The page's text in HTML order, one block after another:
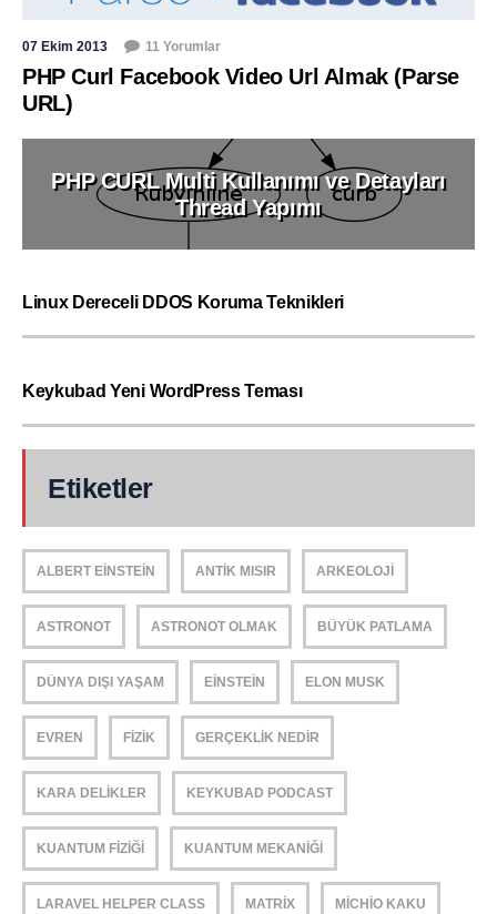
07 Ekim 2013 11 Yorumlar
PHP Curl Facebook Video Url Almak (Parse
URL)
PHP CURL Multi Kullanımı ve Detayları
Thread Yapımı
Linux Dereceli DDOS Koruma Teknikleri
Keykubad Yeni WordPress Teması
Etiketler
ALBERT EINSTEIN ANTIK MISIR ARKEOLOJI
ASTRONOT ASTRONOT OLMAK BÜYÜK PATLAMA
DÜNYA DIŞI YAŞAM EINSTEIN ELON MUSK
EVREN FIZIK GERÇEKLIK NEDIR
KARA DELIKLER KEYKUBAD PODCAST
KUANTUM FIZIĞI KUANTUM MEKANIĞI
LARAVEL HELPER CLASS MATRIX MICHIO KAKU